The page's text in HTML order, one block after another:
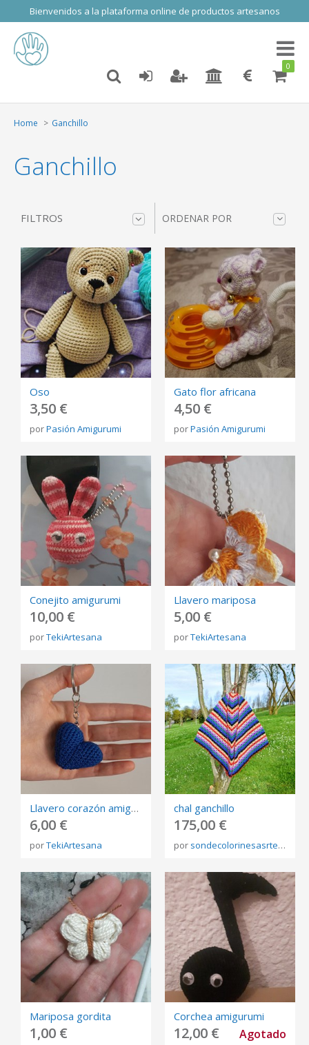
Bienvenidos a la plataforma online de productos artesanos
Toggle
0
Home Ganchillo
Ganchillo
FILTROS ORDENAR POR
Oso
3,50 €
porPasión Amigurumi
Gato flor africana
4,50 €
porPasión Amigurumi
Conejito amigurumi
10,00 €
porTekiArtesana
Llavero mariposa
5,00 €
porTekiArtesana
Llavero corazón amigurumi
6,00 €
porTekiArtesana
chal ganchillo
175,00 €
por sondecolorinesasrtesanía
Mariposa gordita
1,00 €
Corchea amigurumi
12,00 € Agotado